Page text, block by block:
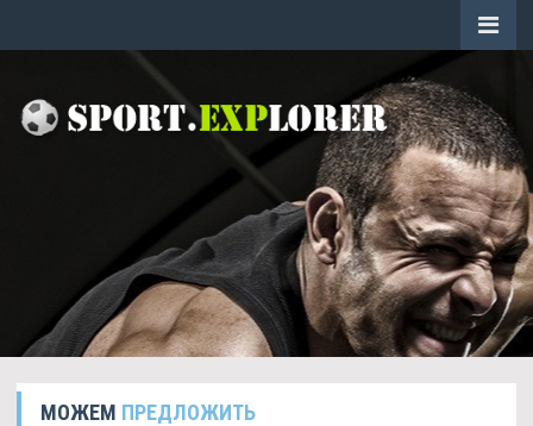
МОЖЕМ ПРЕДЛОЖИТЬ